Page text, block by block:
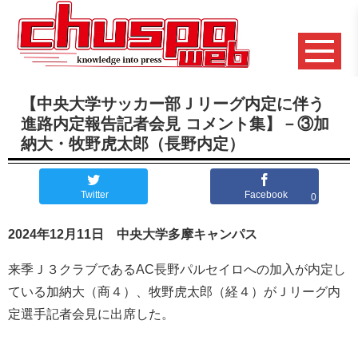
【中央大学サッカー部Ｊリーグ内定に伴う
進路内定報告記者会見 コメント集】－③加
納大・牧野虎太郎（長野内定）
Twitter Facebook 0
2024年12月11日 中央大学多摩キャンパス
来季Ｊ３クラブであるAC長野パルセイロへの加入が内定し
ている加納大（商４）、牧野虎太郎（経４）がＪリーグ内
定選手記者会見に出席した。